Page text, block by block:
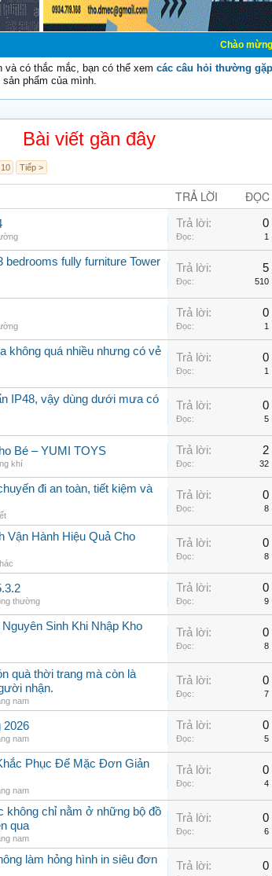
Chào mừng các bạn
và có thắc mắc, bạn có thể xem các câu hỏi thường gặp
phẩm của mình.
Bài viết gần đây
10 Tiếp >
TRẢ LỜI ĐỌC
Trả lời: 0
Đọc: 1
bedrooms fully furniture Tower
Trả lời: 5
Đọc: 510
Trả lời: 0
Đọc: 1
không quá nhiều nhưng có vẻ
Trả lời: 0
Đọc: 1
IP48, vậy dùng dưới mưa có
Trả lời: 0
Đọc: 5
Bé – YUMI TOYS
khí
Trả lời: 2
Đọc: 32
đi an toàn, tiết kiệm và
Trả lời: 0
Đọc: 8
Vận Hành Hiệu Quả Cho
Trả lời: 0
Đọc: 8
thường
Trả lời: 0
Đọc: 9
Sinh Khi Nhập Kho
Trả lời: 0
Đọc: 8
quà thời trang mà còn là
nhận.
nam
Trả lời: 0
Đọc: 7
2026
nam
Trả lời: 0
Đọc: 5
Phục Để Mặc Đơn Giản
nam
Trả lời: 0
Đọc: 4
không chỉ nằm ở những bộ đồ
qua
nam
Trả lời: 0
Đọc: 6
làm hỏng hình in siêu đơn
Trả lời: 0